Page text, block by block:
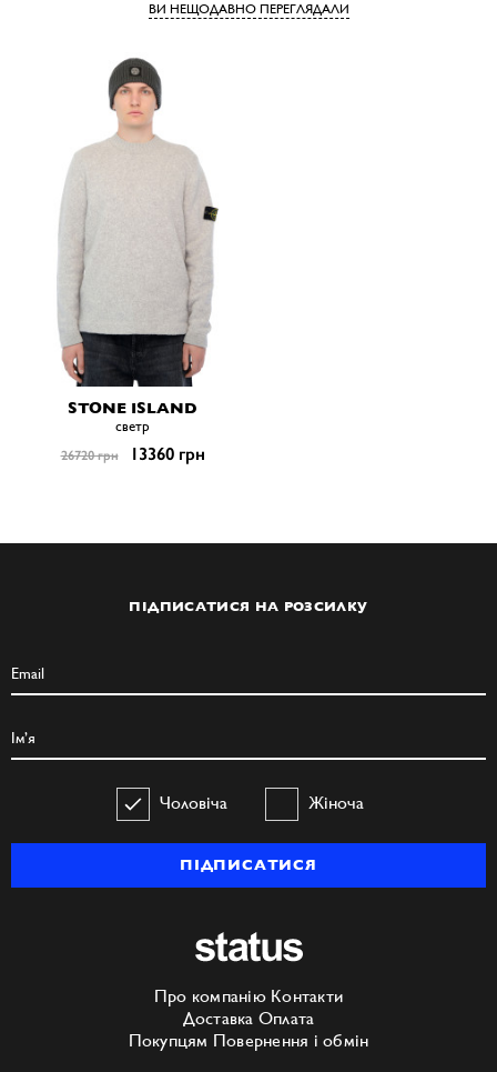
ВИ НЕЩОДАВНО ПЕРЕГЛЯДАЛИ
STONE ISLAND
светр
26720 грн 13360 грн
ПІДПИСАТИСЯ НА РОЗСИЛКУ
Чоловіча Жіноча
ПІДПИСАТИСЯ
Про компанію Контакти
Доставка Оплата
Покупцям Повернення і обмін